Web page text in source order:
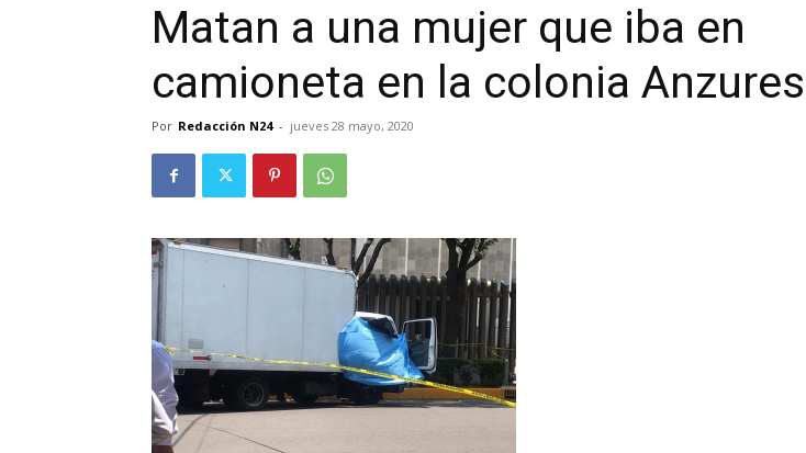
Matan a una mujer que iba en
camioneta en la colonia Anzures
Por Redacción N24 - jueves 28 mayo, 2020